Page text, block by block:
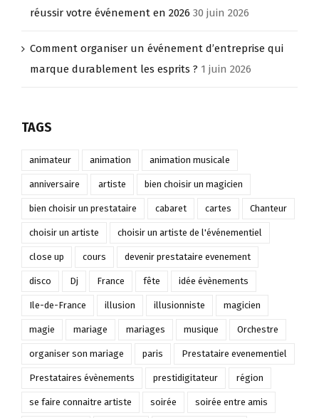
réussir votre événement en 2026 30 juin 2026
Comment organiser un événement d’entreprise qui
marque durablement les esprits ? 1 juin 2026
TAGS
animateur animation animation musicale
anniversaire artiste bien choisir un magicien
bien choisir un prestataire cabaret cartes Chanteur
choisir un artiste choisir un artiste de l'événementiel
close up cours devenir prestataire evenement
disco Dj France fête idée évènements
Ile-de-France illusion illusionniste magicien
magie mariage mariages musique Orchestre
organiser son mariage paris Prestataire evenementiel
Prestataires évènements prestidigitateur région
se faire connaitre artiste soirée soirée entre amis